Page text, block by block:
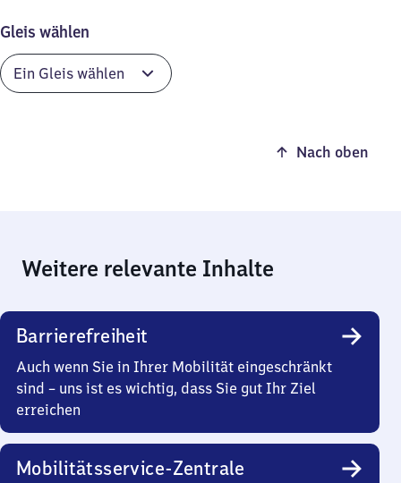
Gleis wählen
Nach oben
Weitere relevante Inhalte
Barrierefreiheit
Auch wenn Sie in Ihrer Mobilität eingeschränkt
sind – uns ist es wichtig, dass Sie gut Ihr Ziel
erreichen
Mobilitätsservice-Zentrale